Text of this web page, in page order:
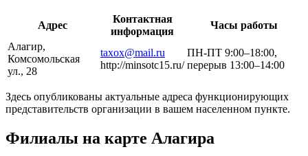
Адрес
Контактная
информация
Часы работы
Алагир,
Комсомольская
ул., 28
taxox@mail.ru
http://minsotc15.ru/
ПН-ПТ 9:00–18:00,
перерыв 13:00–14:00
Здесь опубликованы актуальные адреса функционирующих
представительств организации в вашем населенном пункте.
Филиалы на карте Алагира